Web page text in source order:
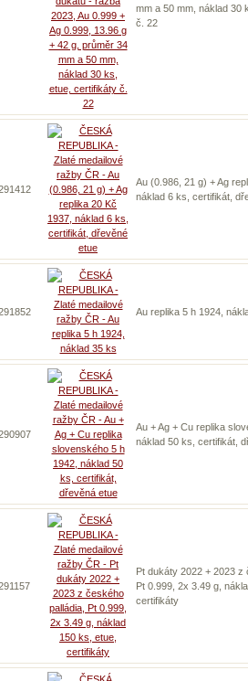
mm a 50 mm, náklad 30
č. 22
Au (0.986, 21 g) + Ag
náklad 6 ks, certifikát,
Au replika 5 h 1924,
Au + Ag + Cu replika
náklad 50 ks, certifikát,
Pt dukáty 2022 + 2023 z
Pt 0.999, 2x 3.49 g,
certifikáty